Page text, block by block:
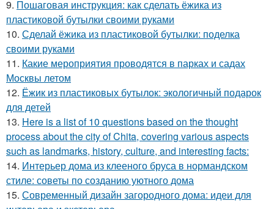
9. Пошаговая инструкция: как сделать ёжика из
пластиковой бутылки своими руками
10. Сделай ёжика из пластиковой бутылки: поделка
своими руками
11. Какие мероприятия проводятся в парках и садах
Москвы летом
12. Ёжик из пластиковых бутылок: экологичный подарок
для детей
13. Here is a list of 10 questions based on the thought
process about the city of Chita, covering various aspects
such as landmarks, history, culture, and interesting facts:
14. Интерьер дома из клееного бруса в нормандском
стиле: советы по созданию уютного дома
15. Современный дизайн загородного дома: идеи для